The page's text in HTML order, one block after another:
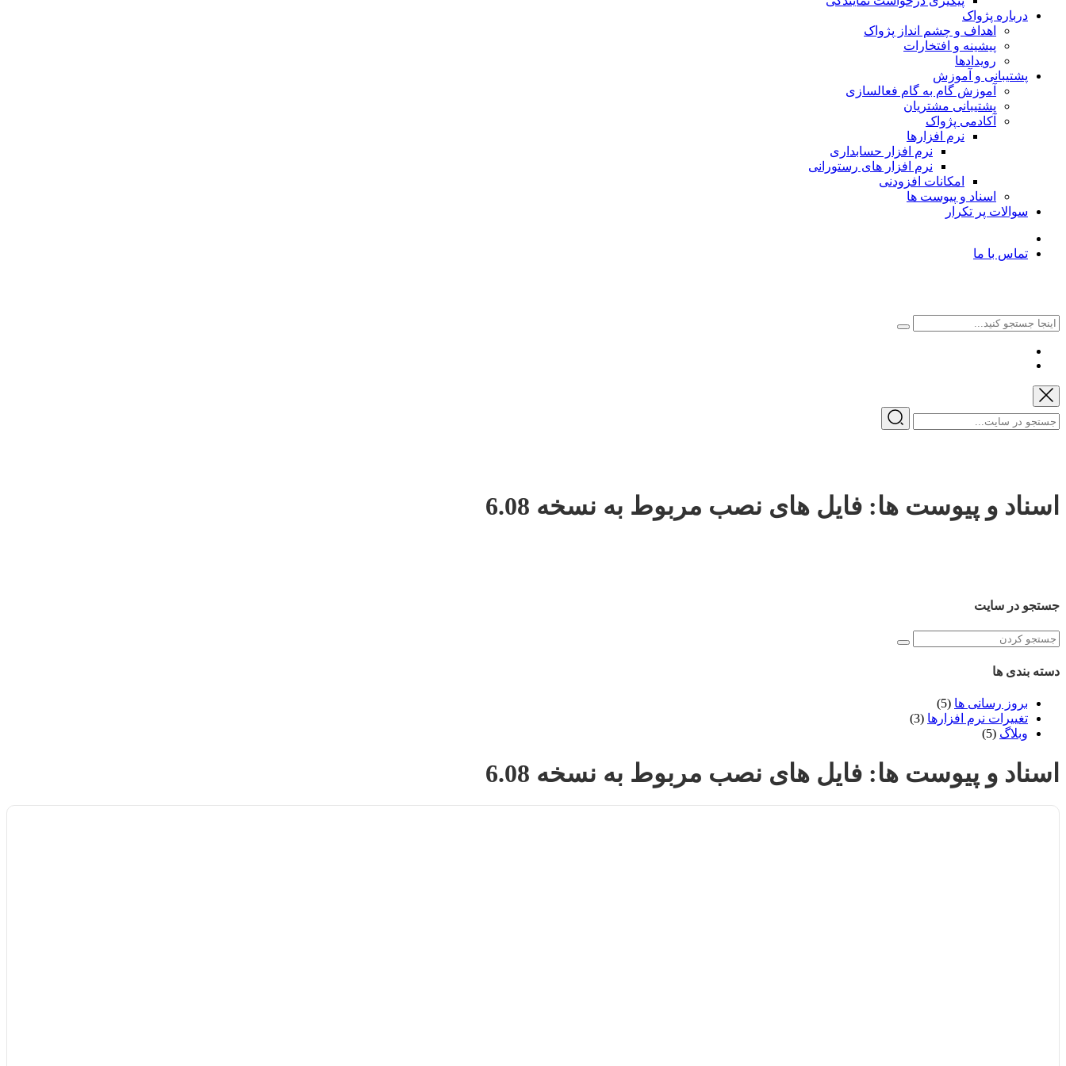
درباره پژواک
اهداف و چشم انداز پژواک
پیشینه و افتخارات
رویدادها
پشتیبانی و آموزش
آموزش گام به گام فعالسازی
پشتیبانی مشتریان
آکادمی پژواک
نرم افزارها
نرم افزار حسابداری
نرم افزار های رستورانی
امکانات افزودنی
اسناد و پیوست ها
سوالات پر تکرار
تماس با ما
اسناد و پیوست ها: فایل های نصب مربوط به نسخه 6.08
جستجو در سایت
دسته بندی ها
بروز رسانی ها (5)
تغییرات نرم افزارها (3)
وبلاگ (5)
اسناد و پیوست ها: فایل های نصب مربوط به نسخه 6.08